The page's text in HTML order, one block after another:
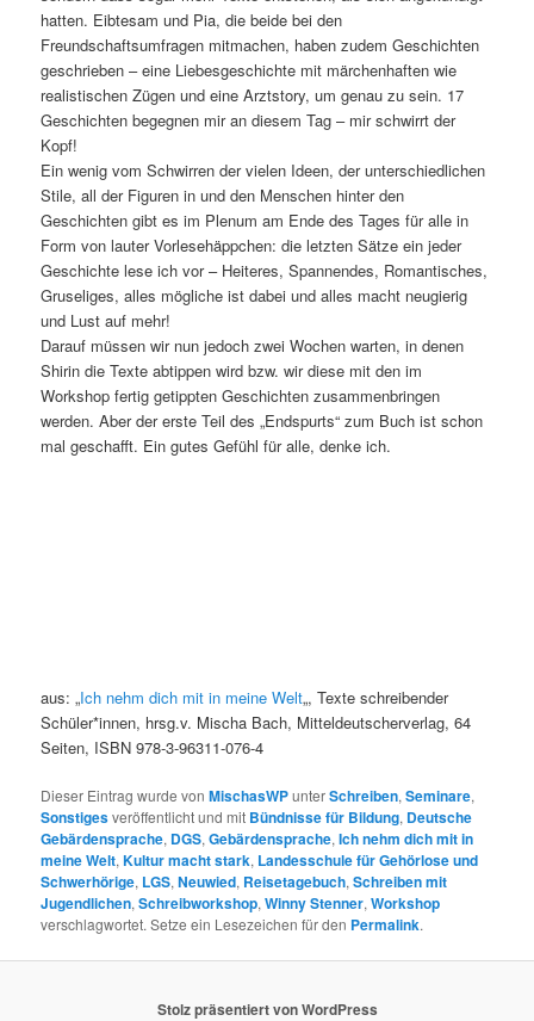
hatten. Eibtesam und Pia, die beide bei den
Freundschaftsumfragen mitmachen, haben zudem Geschichten
geschrieben – eine Liebesgeschichte mit märchenhaften wie
realistischen Zügen und eine Arztstory, um genau zu sein. 17
Geschichten begegnen mir an diesem Tag – mir schwirrt der
Kopf!
Ein wenig vom Schwirren der vielen Ideen, der unterschiedlichen
Stile, all der Figuren in und den Menschen hinter den
Geschichten gibt es im Plenum am Ende des Tages für alle in
Form von lauter Vorlesehäppchen: die letzten Sätze ein jeder
Geschichte lese ich vor – Heiteres, Spannendes, Romantisches,
Gruseliges, alles mögliche ist dabei und alles macht neugierig
und Lust auf mehr!
Darauf müssen wir nun jedoch zwei Wochen warten, in denen
Shirin die Texte abtippen wird bzw. wir diese mit den im
Workshop fertig getippten Geschichten zusammenbringen
werden. Aber der erste Teil des „Endspurts“ zum Buch ist schon
mal geschafft. Ein gutes Gefühl für alle, denke ich.
aus: „Ich nehm dich mit in meine Welt„, Texte schreibender
Schüler*innen, hrsg.v. Mischa Bach, Mitteldeutscherverlag, 64
Seiten, ISBN 978-3-96311-076-4
Dieser Eintrag wurde vonMischasWPunterSchreiben,Seminare,
Sonstigesveröffentlicht und mit Bündnisse für Bildung, Deutsche
Gebärdensprache, DGS,Gebärdensprache,Ich nehm dich mit in
meine Welt,Kultur macht stark, Landesschule für Gehörlose und
Schwerhörige, LGS,Neuwied, Reisetagebuch,Schreiben mit
Jugendlichen,Schreibworkshop,Winny Stenner,Workshop
verschlagwortet. Setze ein Lesezeichen für den Permalink.
Stolz präsentiert von WordPress